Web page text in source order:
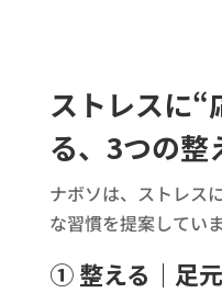
ストレスに“
る、3つの整
ナボソは、ストレス
な習慣を提案していま
① 整える｜足